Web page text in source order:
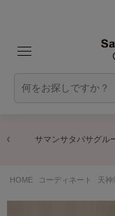
サマンサタバサグル
HOME コーディネート 天